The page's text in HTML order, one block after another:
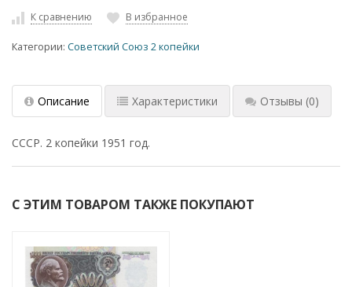
К сравнению В избранное
Категории: Советский Союз 2 копейки
Описание Характеристики Отзывы (0)
СССР. 2 копейки 1951 год.
С ЭТИМ ТОВАРОМ ТАКЖЕ ПОКУПАЮТ